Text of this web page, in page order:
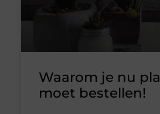
Waarom je nu
moet bestellen!